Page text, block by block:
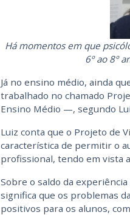
Há momentos em que
6º ao 8º
Já no ensino médio, ainda
trabalhado no chamado
Ensino Médio —, segundo
Luiz conta que o Projeto de
característica de permitir o
profissional, tendo em vista
Sobre o saldo da
significa que os problemas
positivos para os alunos,